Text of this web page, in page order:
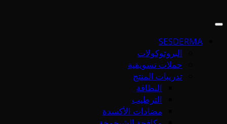
SESDERMA
البروتوكولات
حملات تسويقية
تدريبات المنتج
النظافة
الترطيب
مضادات الأكسدة